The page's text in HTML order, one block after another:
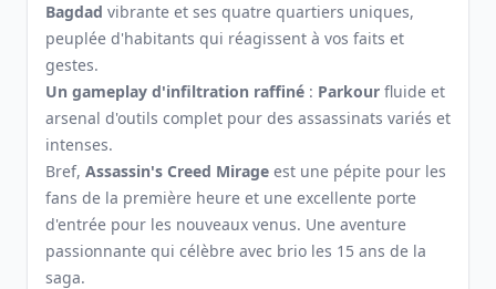
Bagdad vibrante et ses quatre quartiers uniques,
peuplée d'habitants qui réagissent à vos faits et
gestes.
Un gameplay d'infiltration raffiné : Parkour fluide et
arsenal d'outils complet pour des assassinats variés et
intenses.
Bref, Assassin's Creed Mirage est une pépite pour les
fans de la première heure et une excellente porte
d'entrée pour les nouveaux venus. Une aventure
passionnante qui célèbre avec brio les 15 ans de la
saga.